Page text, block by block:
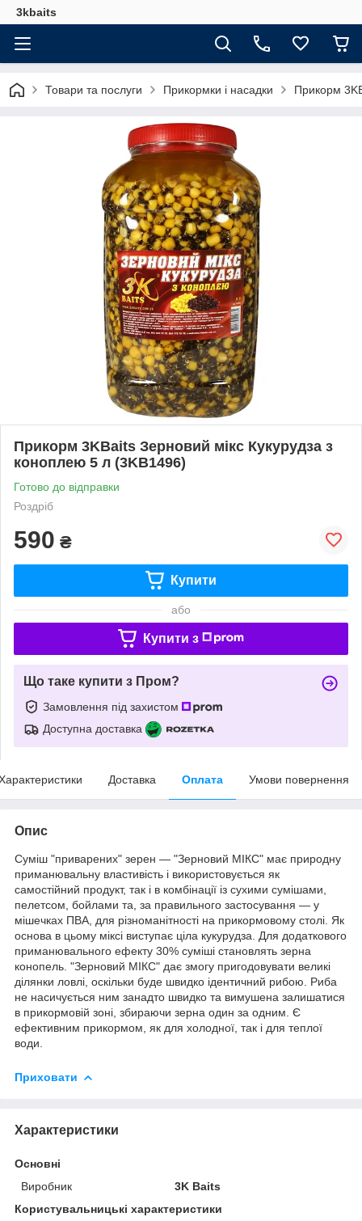
3kbaits
Товари та послуги Прикормки і насадки Прикорм
Прикорм 3KBaits Зерновий мікс Кукурудза з
коноплею 5 л (3KB1496)
Готово до відправки
Роздріб
590 ₴
Купити
або
Купити з
Що таке купити з Пром?
Замовлення під захистом
Доступна доставка
Доставка Оплата Умови повернення
Опис
Суміш "приварених" зерен — "Зерновий МІКС" має природну
приманювальну властивість і використовується як
самостійний продукт, так і в комбінації із сухими сумішами,
пелетсом, бойлами та, за правильного застосування — у
мішечках ПВА, для різноманітності на прикормовому столі. Як
основа в цьому міксі виступає ціла кукурудза. Для додаткового
приманювального ефекту 30% суміші становлять зерна
конопель. "Зерновий МІКС" дає змогу пригодовувати великі
ділянки ловлі, оскільки буде швидко ідентичний рибою. Риба
не насичується ним занадто швидко та вимушена залишатися
в прикормовій зоні, збираючи зерна один за одним. Є
ефективним прикормом, як для холодної, так і для теплої
води.
Приховати
Характеристики
Основні
Виробник
3K Baits
Користувальницькі характеристики